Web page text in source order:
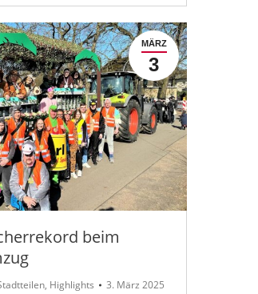
MÄRZ
3
beim
, Highlights 3. März 2025